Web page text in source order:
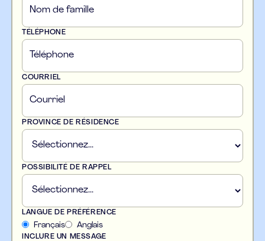
TÉLÉPHONE
COURRIEL
PROVINCE DE RÉSIDENCE
POSSIBILITÉ DE RAPPEL
LANGUE DE PRÉFÉRENCE
Français Anglais
INCLURE UN MESSAGE